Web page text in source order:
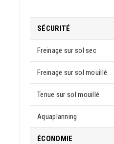
SÉCURITÉ
Freinage sur sol sec
Freinage sur sol mouillé
Tenue sur sol mouillé
Aquaplanning
ÉCONOMIE